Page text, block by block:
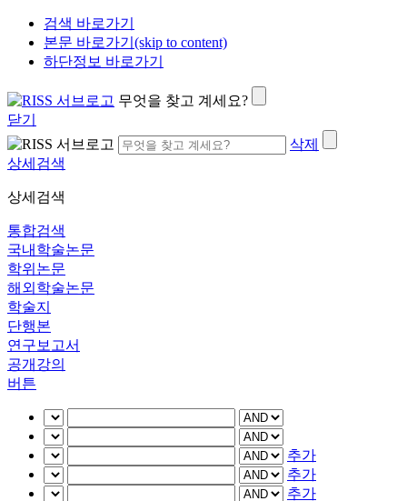
검색 바로가기
본문 바로가기(skip to content)
하단정보 바로가기
무엇을 찾고 계세요?
닫기
삭제
상세검색
상세검색
통합검색
국내학술논문
학위논문
해외학술논문
학술지
단행본
연구보고서
공개강의
버튼
추가
추가
추가